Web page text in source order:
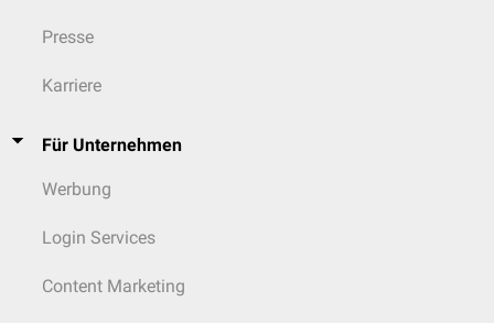
Presse
Karriere
Für Unternehmen
Werbung
Login Services
Content Marketing